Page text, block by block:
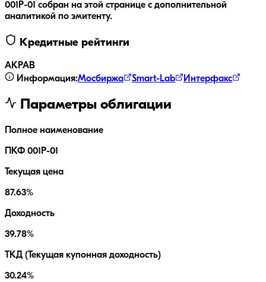
001Р-01 собран на этой странице с дополнительной
аналитикой по эмитенту.
Кредитные рейтинги
АКРАB
Информация:Мосбиржа Smart-Lab Интерфакс
Параметры облигации
Полное наименование
ПКФ 001Р-01
Текущая цена
87.63%
Доходность
39.78%
ТКД (Текущая купонная доходность)
30.24%